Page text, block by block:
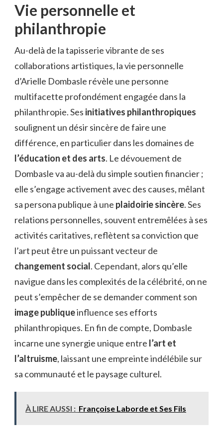
Vie personnelle et
philanthropie
Au-delà de la tapisserie vibrante de ses
collaborations artistiques, la vie personnelle
d’Arielle Dombasle révèle une personne
multifacette profondément engagée dans la
philanthropie. Ses initiatives philanthropiques
soulignent un désir sincère de faire une
différence, en particulier dans les domaines de
l’éducation et des arts. Le dévouement de
Dombasle va au-delà du simple soutien financier ;
elle s’engage activement avec des causes, mêlant
sa persona publique à une plaidoirie sincère. Ses
relations personnelles, souvent entremêlées à ses
activités caritatives, reflètent sa conviction que
l’art peut être un puissant vecteur de
changement social. Cependant, alors qu’elle
navigue dans les complexités de la célébrité, on ne
peut s’empêcher de se demander comment son
image publiqueinfluence ses efforts
philanthropiques. En fin de compte, Dombasle
incarne une synergie unique entre l’art et
l’altruisme, laissant une empreinte indélébile sur
sa communauté et le paysage culturel.
À LIRE AUSSI : Françoise Laborde et Ses Fils